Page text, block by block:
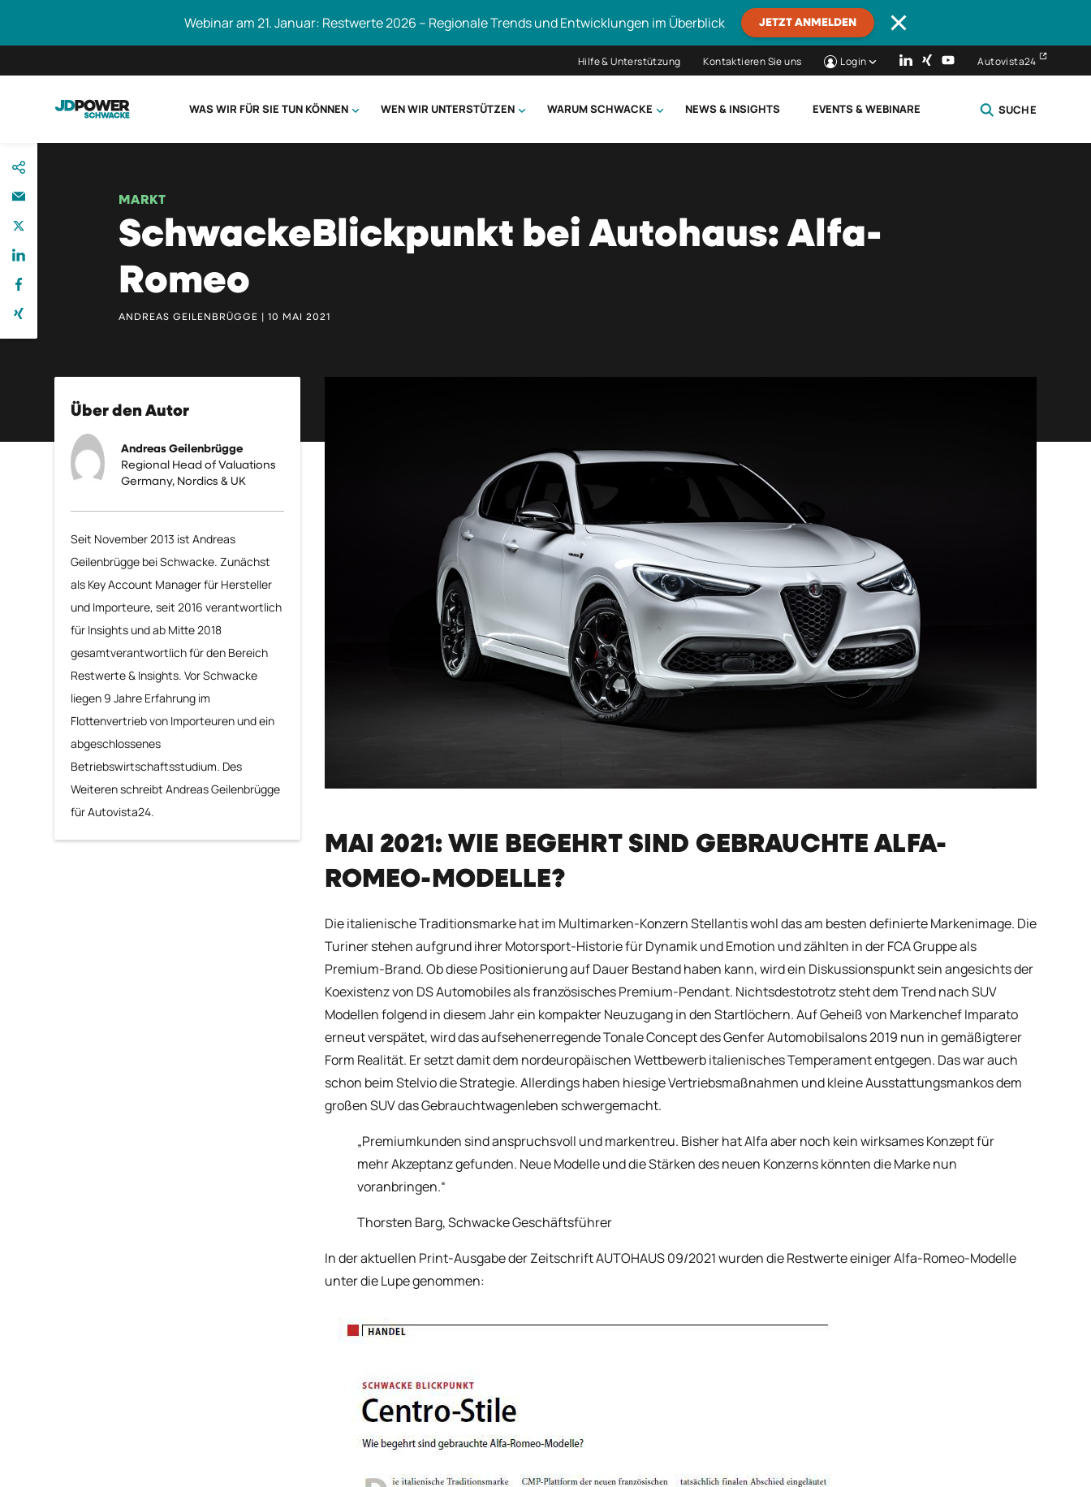
zum
Inhalt
Webinar am 21. Januar: Restwerte 2026 – Regionale Trends und Entwicklungen im Überblick JETZT ANMELDEN
Hilfe & Unterstützung Kontaktieren Sie uns Login Autovista24
WAS WIR FÜR SIE TUN KÖNNEN WEN WIR UNTERSTÜTZEN WARUM SCHWACKE NEWS & INSIGHTS EVENTS & WEBINARE SUCHE
MARKT
SchwackeBlickpunkt bei Autohaus: Alfa-
Romeo
ANDREAS GEILENBRÜGGE | 10 MAI 2021
Über den Autor
Andreas Geilenbrügge
Regional Head of Valuations
Germany, Nordics & UK
Seit November 2013 ist Andreas
Geilenbrügge bei Schwacke. Zunächst
als Key Account Manager für Hersteller
und Importeure, seit 2016 verantwortlich
für Insights und ab Mitte 2018
gesamtverantwortlich für den Bereich
Restwerte & Insights. Vor Schwacke
liegen 9 Jahre Erfahrung im
Flottenvertrieb von Importeuren und ein
abgeschlossenes
Betriebswirtschaftsstudium. Des
Weiteren schreibt Andreas Geilenbrügge
für Autovista24.
MAI 2021: WIE BEGEHRT SIND GEBRAUCHTE ALFA-
ROMEO-MODELLE?
Die italienische Traditionsmarke hat im Multimarken-Konzern Stellantis wohl das am besten definierte Markenimage. Die
Turiner stehen aufgrund ihrer Motorsport-Historie für Dynamik und Emotion und zählten in der FCA Gruppe als
Premium-Brand. Ob diese Positionierung auf Dauer Bestand haben kann, wird ein Diskussionspunkt sein angesichts der
Koexistenz von DS Automobiles als französisches Premium-Pendant. Nichtsdestotrotz steht dem Trend nach SUV
Modellen folgend in diesem Jahr ein kompakter Neuzugang in den Startlöchern. Auf Geheiß von Markenchef Imparato
erneut verspätet, wird das aufsehenerregende Tonale Concept des Genfer Automobilsalons 2019 nun in gemäßigterer
Form Realität. Er setzt damit dem nordeuropäischen Wettbewerb italienisches Temperament entgegen. Das war auch
schon beim Stelvio die Strategie. Allerdings haben hiesige Vertriebsmaßnahmen und kleine Ausstattungsmankos dem
großen SUV das Gebrauchtwagenleben schwergemacht.
„Premiumkunden sind anspruchsvoll und markentreu. Bisher hat Alfa aber noch kein wirksames Konzept für
mehr Akzeptanz gefunden. Neue Modelle und die Stärken des neuen Konzerns könnten die Marke nun
voranbringen.“
Thorsten Barg, Schwacke Geschäftsführer
In der aktuellen Print-Ausgabe der Zeitschrift AUTOHAUS 09/2021 wurden die Restwerte einiger Alfa-Romeo-Modelle
unter die Lupe genommen: